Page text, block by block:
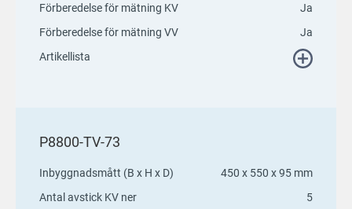
Förberedelse för mätning KV
Ja
Förberedelse för mätning VV
Ja
Artikellista
P8800-TV-73
Inbyggnadsmått (B x H x D)
450 x 550 x 95 mm
Antal avstick KV ner
5